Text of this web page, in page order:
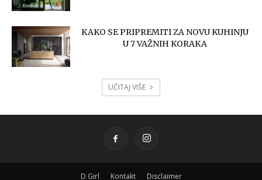
KAKO SE PRIPREMITI ZA NOVU KUHINJU
U 7 VAŽNIH KORAKA
UČITAJ VIŠE
D Girl Kontakt Disclaimer